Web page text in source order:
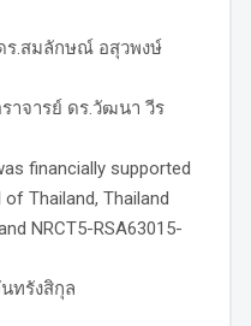
ร.สมลักษณ์ อสุวพงษ์
าจารย์ ดร.วัฒนา วีร
financially supported
Thailand, Thailand
NRCT5-RSA63015-
ทรังสิกุล